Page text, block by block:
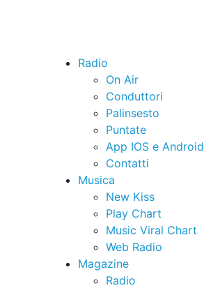
Radio
On Air
Conduttori
Palinsesto
Puntate
App IOS e Android
Contatti
Musica
New Kiss
Play Chart
Music Viral Chart
Web Radio
Magazine
Radio